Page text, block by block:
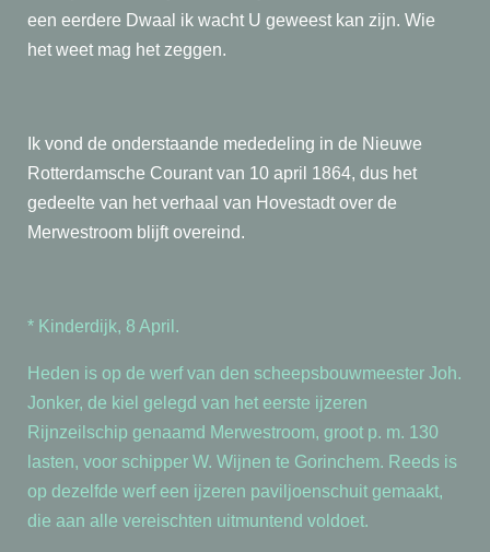
een eerdere Dwaal ik wacht U geweest kan zijn. Wie
het weet mag het zeggen.
Ik vond de onderstaande mededeling in de Nieuwe
Rotterdamsche Courant van 10 april 1864, dus het
gedeelte van het verhaal van Hovestadt over de
Merwestroom blijft overeind.
* Kinderdijk, 8 April.
Heden is op de werf van den scheepsbouwmeester Joh.
Jonker, de kiel gelegd van het eerste ijzeren
Rijnzeilschip genaamd Merwestroom, groot p. m. 130
lasten, voor schipper W. Wijnen te Gorinchem. Reeds is
op dezelfde werf een ijzeren paviljoenschuit gemaakt,
die aan alle vereischten uitmuntend voldoet.